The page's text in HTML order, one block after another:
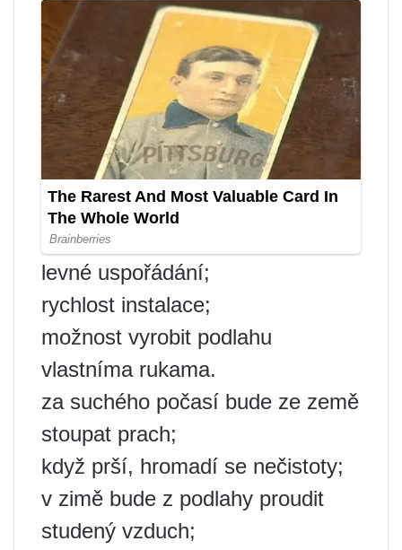
levné uspořádání;
rychlost instalace;
možnost vyrobit podlahu
vlastníma rukama.
za suchého počasí bude ze země
stoupat prach;
když prší, hromadí se nečistoty;
v zimě bude z podlahy proudit
studený vzduch;